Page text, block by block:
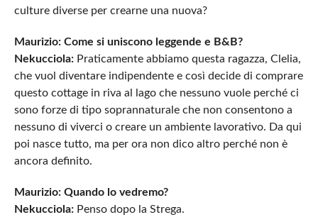
culture diverse per crearne una nuova?
Maurizio: Come si uniscono leggende e B&B?
Nekucciola: Praticamente abbiamo questa ragazza, Clelia,
che vuol diventare indipendente e così decide di comprare
questo cottage in riva al lago che nessuno vuole perché ci
sono forze di tipo soprannaturale che non consentono a
nessuno di viverci o creare un ambiente lavorativo. Da qui
poi nasce tutto, ma per ora non dico altro perché non è
ancora definito.
Maurizio: Quando lo vedremo?
Nekucciola: Penso dopo la Strega.